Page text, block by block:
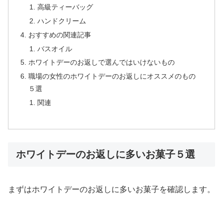
高級ティーバッグ
ハンドクリーム
おすすめの関連記事
バスオイル
ホワイトデーのお返しで選んではいけないもの
職場の女性のホワイトデーのお返しにオススメのもの
５選
関連
ホワイトデーのお返しに多いお菓子５選
まずはホワイトデーのお返しに多いお菓子を確認します。